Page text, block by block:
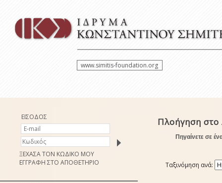
www.simitis-foundation.org
ΕΙΣΟΔΟΣ
ΞΕΧΑΣΑ ΤΟΝ ΚΩΔΙΚΟ ΜΟΥ
ΕΓΓΡΑΦΗ ΣΤΟ ΑΠΟΘΕΤΗΡΙΟ
Πλοήγηση
Πηγαίνετε σε
Ταξινόμηση ανά: